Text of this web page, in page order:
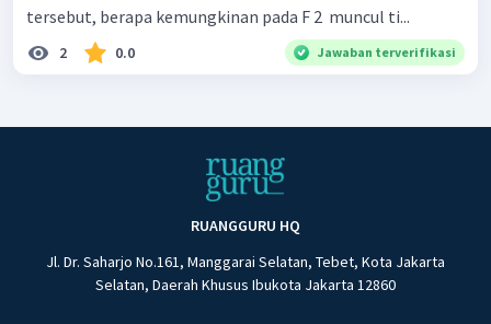
tersebut, berapa kemungkinan pada F 2 ​ muncul ti...
2 0.0 Jawaban terverifikasi
RUANGGURU HQ
Jl. Dr. Saharjo No.161, Manggarai Selatan, Tebet, Kota Jakarta
Selatan, Daerah Khusus Ibukota Jakarta 12860